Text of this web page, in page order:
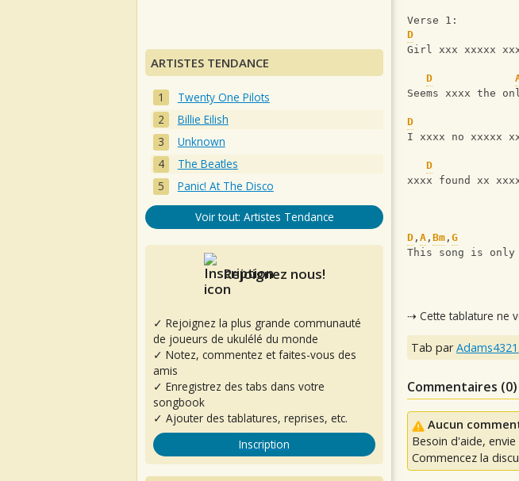
Verse 1:
D
Girl xxx xxxxx
D
Seems xxxx the
D
I xxxx no xxxxx
D
xxxx found xx
D , A , Bm , G
This song is
⇢ Cette tablature ne
Tab parAdams4321
Commentaires (0)
Aucun
Besoin d'aide,
Commencez la
ARTISTES TENDANCE
Twenty One Pilots
Billie Eilish
Unknown
The Beatles
Panic! At The Disco
Voir tout: Artistes Tendance
Rejoignez nous!
✓ Rejoignez la plus grande communauté
de joueurs de ukulélé du monde
✓ Notez, commentez et faites-vous des
amis
✓ Enregistrez des tabs dans votre
songbook
✓ Ajouter des tablatures, reprises, etc.
Inscription